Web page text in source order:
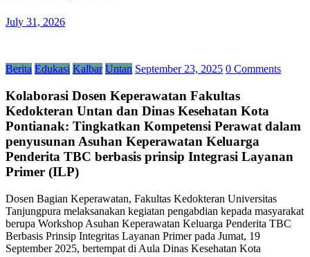
July 31, 2026
Berita Edukasi Kalbar Untan September 23, 2025 0 Comments
Kolaborasi Dosen Keperawatan Fakultas
Kedokteran Untan dan Dinas Kesehatan Kota
Pontianak: Tingkatkan Kompetensi Perawat dalam
penyusunan Asuhan Keperawatan Keluarga
Penderita TBC berbasis prinsip Integrasi Layanan
Primer (ILP)
Dosen Bagian Keperawatan, Fakultas Kedokteran Universitas
Tanjungpura melaksanakan kegiatan pengabdian kepada masyarakat
berupa Workshop Asuhan Keperawatan Keluarga Penderita TBC
Berbasis Prinsip Integritas Layanan Primer pada Jumat, 19
September 2025, bertempat di Aula Dinas Kesehatan Kota